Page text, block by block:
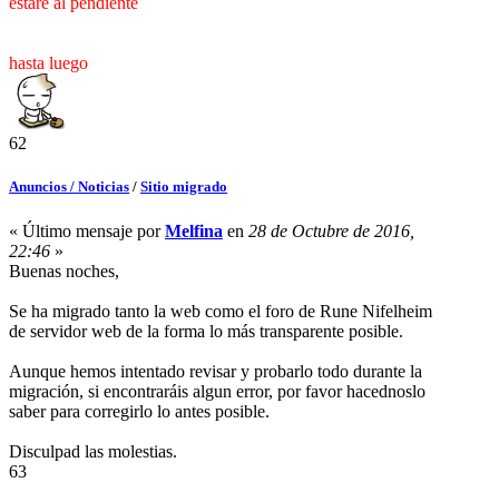
hasta luego
62
Anuncios / Noticias / Sitio migrado
« Último mensaje porMelfina en 28 de Octubre de 2016,
22:46 »
Buenas noches,
Se ha migrado tanto la web como el foro de Rune Nifelheim
de servidor web de la forma lo más transparente posible.
Aunque hemos intentado revisar y probarlo todo durante la
migración, si encontraráis algun error, por favor hacednoslo
saber para corregirlo lo antes posible.
Disculpad las molestias.
63